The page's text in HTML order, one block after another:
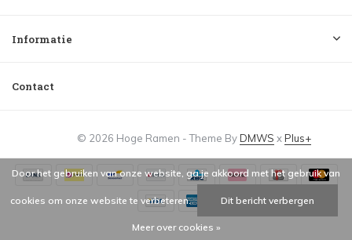
Informatie
Contact
© 2026 Hoge Ramen - Theme ByDMWS xPlus+
Door het gebruiken van onze website, ga je akkoord met het gebruik van
cookies om onze website te verbeteren. Dit bericht verbergen
Meer over cookies »